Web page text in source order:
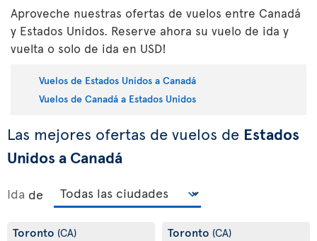
Aproveche nuestras ofertas de vuelos entre Canadá
y Estados Unidos. Reserve ahora su vuelo de ida y
vuelta o solo de ida en USD!
Vuelos de Estados Unidos a Canadá
Vuelos de Canadá a Estados Unidos
Las mejores ofertas de vuelos de Estados
Unidos a Canadá
Ida de
Toronto (CA) Toronto (CA)